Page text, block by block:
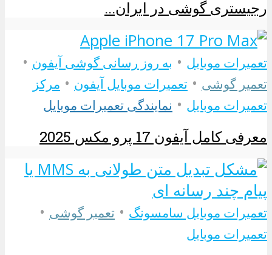
رجیستری گوشی در ایران...
تعمیرات موبایل • به روز رسانی گوشی آیفون •
تعمیر گوشی • تعمیرات موبایل آیفون • مرکز
تعمیرات موبایل • نمایندگی تعمیرات موبایل
معرفی کامل آیفون 17 پرو مکس 2025
تعمیرات موبایل سامسونگ • تعمیر گوشی •
تعمیرات موبایل